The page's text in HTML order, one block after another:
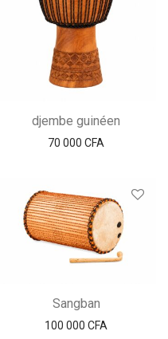
djembe guinéen
70 000 CFA
Sangban
100 000 CFA